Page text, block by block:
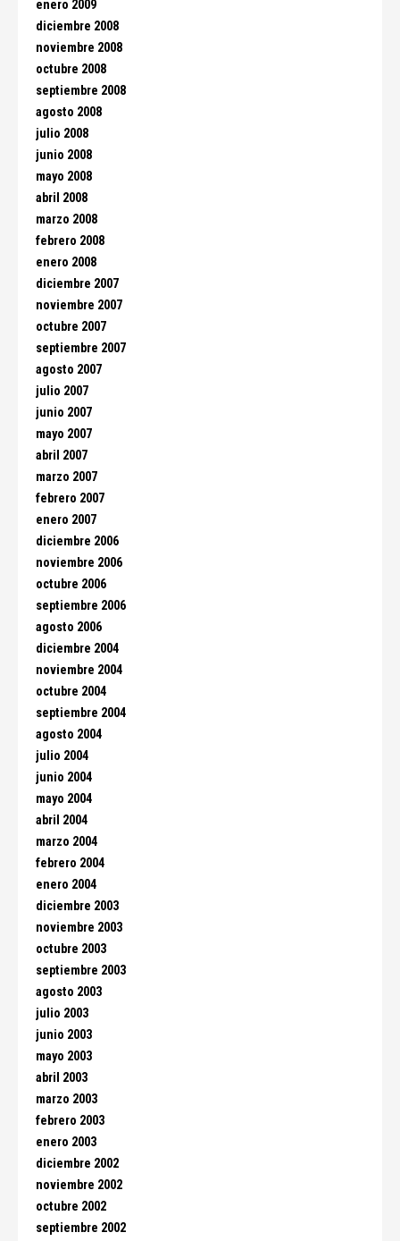
enero 2009
diciembre 2008
noviembre 2008
octubre 2008
septiembre 2008
agosto 2008
julio 2008
junio 2008
mayo 2008
abril 2008
marzo 2008
febrero 2008
enero 2008
diciembre 2007
noviembre 2007
octubre 2007
septiembre 2007
agosto 2007
julio 2007
junio 2007
mayo 2007
abril 2007
marzo 2007
febrero 2007
enero 2007
diciembre 2006
noviembre 2006
octubre 2006
septiembre 2006
agosto 2006
diciembre 2004
noviembre 2004
octubre 2004
septiembre 2004
agosto 2004
julio 2004
junio 2004
mayo 2004
abril 2004
marzo 2004
febrero 2004
enero 2004
diciembre 2003
noviembre 2003
octubre 2003
septiembre 2003
agosto 2003
julio 2003
junio 2003
mayo 2003
abril 2003
marzo 2003
febrero 2003
enero 2003
diciembre 2002
noviembre 2002
octubre 2002
septiembre 2002